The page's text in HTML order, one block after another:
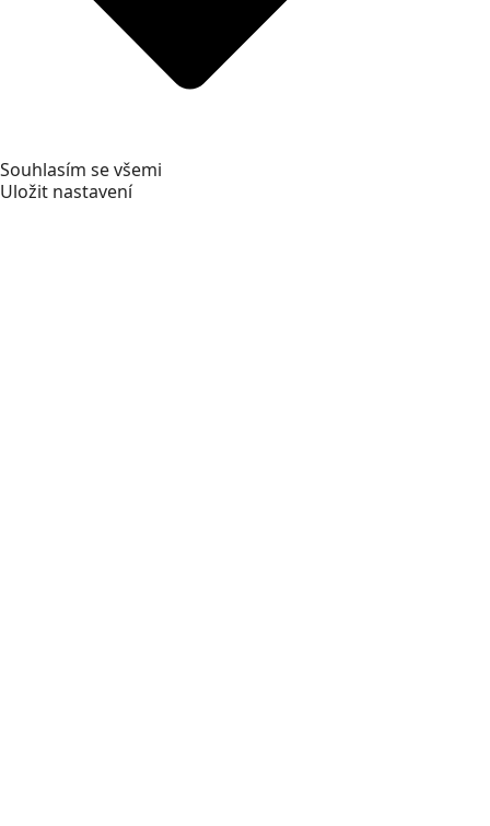
Souhlasím se všemi
Uložit nastavení